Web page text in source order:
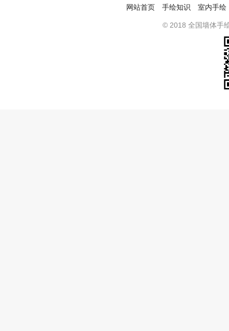
网站首页 手绘知识 室内手绘
© 2018 全国墙体手